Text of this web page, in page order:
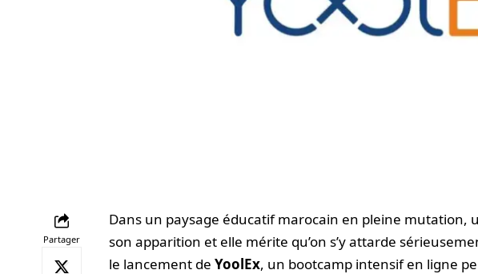
Partager
Dans un paysage éducatif marocain en pleine mutation,
son apparition et elle mérite qu’on s’y attarde
le lancement deYoolEx, un bootcamp intensif en ligne